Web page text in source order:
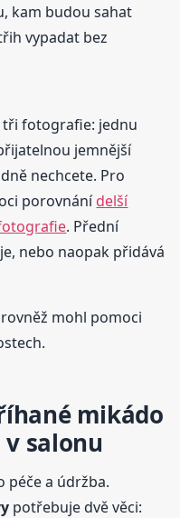
kam budou sahat
vypadat bez
tři fotografie: jednu
jemnější
nechcete. Pro
porovnánídelší
. Přední
nebo naopak přidává
mohl pomoci
mikádo
salonu
péče a údržba.
potřebuje dvě věci: